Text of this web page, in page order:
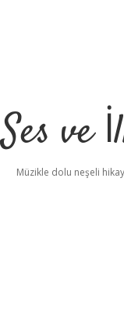
Ses ve
Müzikle dolu neşeli